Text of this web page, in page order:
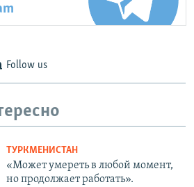
Follow us
ТУРКМЕНИСТАН
«Может умереть в любой момент,
но продолжает работать».